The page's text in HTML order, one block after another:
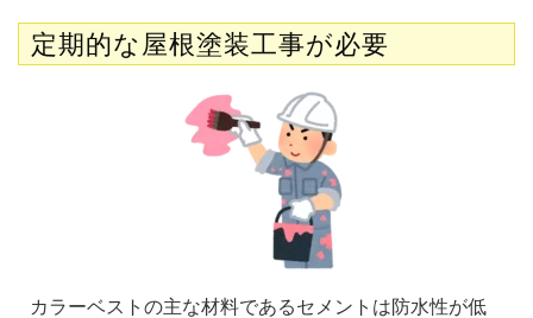
定期的な屋根塗装工事が必要
カラーベストの主な材料であるセメントは防水性が低